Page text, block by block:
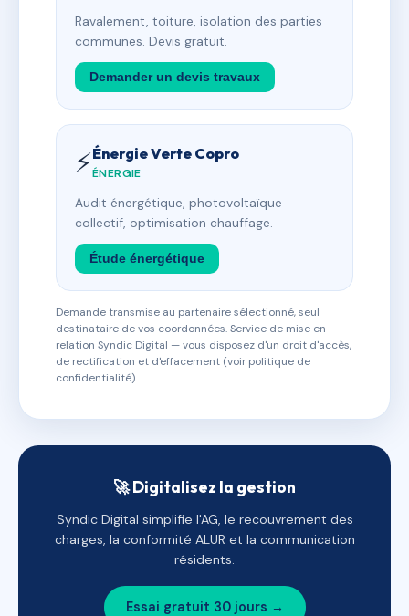
Ravalement, toiture, isolation des parties
communes. Devis gratuit.
Demander un devis travaux
⚡Énergie Verte Copro
ÉNERGIE
Audit énergétique, photovoltaïque
collectif, optimisation chauffage.
Étude énergétique
Demande transmise au partenaire sélectionné, seul
destinataire de vos coordonnées. Service de mise en
relation Syndic Digital — vous disposez d'un droit d'accès,
de rectification et d'effacement (voir politique de
confidentialité).
🚀 Digitalisez la gestion
Syndic Digital simplifie l'AG, le recouvrement des
charges, la conformité ALUR et la communication
résidents.
Essai gratuit 30 jours →